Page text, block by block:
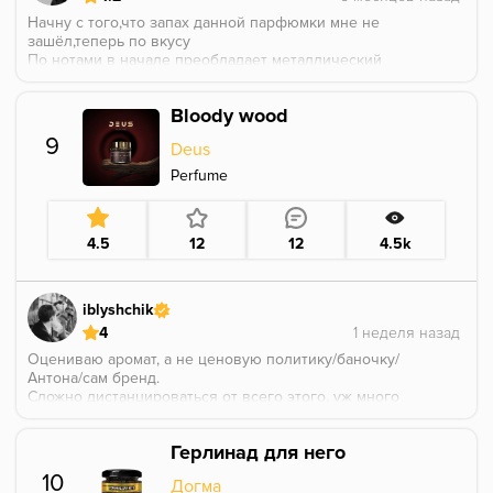
Начну с того,что запах данной парфюмки мне не
зашёл,теперь по вкусу
По нотами в начале преобладает металлический
По мере раскрытия вкус у меня ушёл в орех и
кожный аромат.
Дескрипторов в виде цветов не обнаружил.
В целом весь покур доминирует металл с переходом
в сладость ореха и с кожей на выдохе.
Разок можно взять,но вторую бы банку не взял.
Для себя назвал данный вкус Старик Джо.
P.S. Курил на Alpha Bowl Turk Pro, колодка на грани
минут.
9
Bloody wood
Deus
Perfume
4.5 12 12 4.5k
iblyshchik
4
Оцениваю аромат, а не ценовую политику/баночку/
Антона/сам бренд.
Сложно дистанцироваться от всего этого, уж много
Хоспаде, как же нудно доставать пальцами этот
пластилин, помогите. Крик души.
10
Герлинад для него
Догма